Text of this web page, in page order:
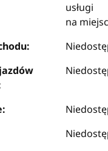
usługi
na